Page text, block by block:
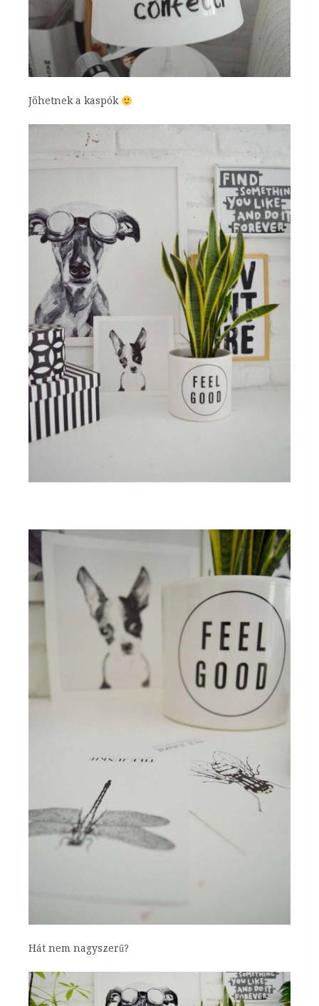
Jöhetnek a kaspók
Hát nem nagyszerű?